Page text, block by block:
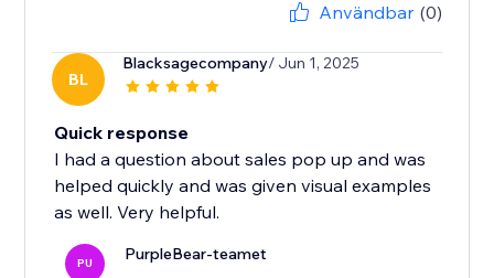
Användbar (0)
BL
Blacksagecompany/ Jun 1, 2025
Quick response
I had a question about sales pop up and was
helped quickly and was given visual examples
as well. Very helpful.
PU PurpleBear-teamet